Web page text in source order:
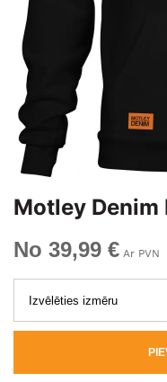
Motley Denim
No 39,99 € Ar PVN